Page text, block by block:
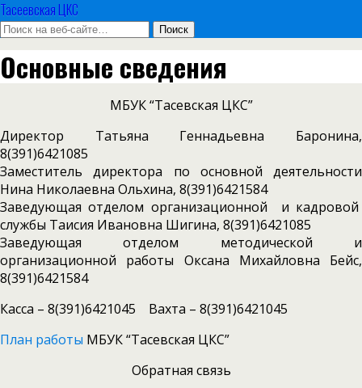
Тасеевская ЦКС
Основные сведения
МБУК “Тасевская ЦКС”
Директор Татьяна Геннадьевна Баронина,
8(391)6421085
Заместитель директора по основной деятельности
Нина Николаевна Ольхина, 8(391)6421584
Заведующая отделом организационной и кадровой
службы Таисия Ивановна Шигина, 8(391)6421085
Заведующая отделом методической и
организационной работы Оксана Михайловна Бейс,
8(391)6421584
Касса – 8(391)6421045 Вахта – 8(391)6421045
План работы МБУК “Тасевская ЦКС”
Обратная связь